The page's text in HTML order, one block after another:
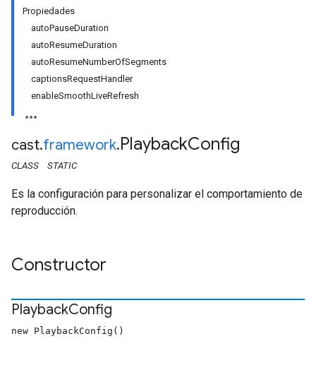
Propiedades
autoPauseDuration
autoResumeDuration
autoResumeNumberOfSegments
captionsRequestHandler
enableSmoothLiveRefresh
cast.framework.PlaybackConfig
CLASS STATIC
Es la configuración para personalizar el comportamiento de
reproducción.
Constructor
PlaybackConfig
new PlaybackConfig()